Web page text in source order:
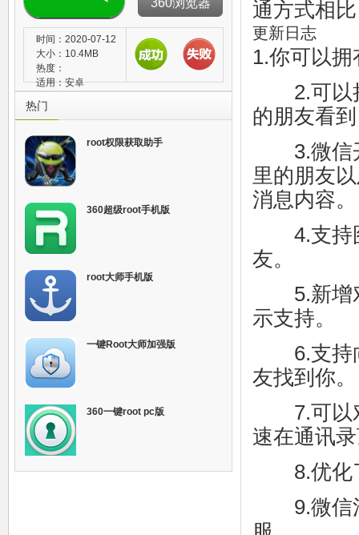
360浏览器
时间：2020-07-12
大小：10.4MB
热度：
适用：安卓
热门
root权限获取助手
360超级root手机版
root大师手机版
一键Root大师加强版
360一键root pc版
通方式相
更新日志
1.你可以
2.可以把
的朋友看
3.微信开
里的朋友
消息内容。
4.支持图
友。
5.新增对
示支持。
6.支持向
友找到你。
7.可以对
速在通讯
8.优化了
9.微信消